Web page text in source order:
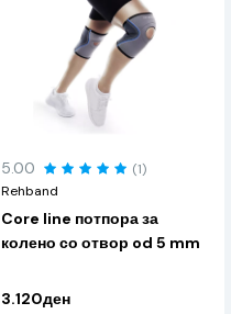
5.00
(1)
Rehband
Core line потпора за
колено со отвор od 5 mm
3.120ден